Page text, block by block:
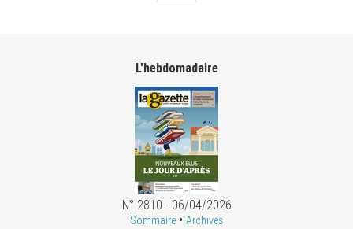
L'hebdomadaire
N° 2810 - 06/04/2026
Sommaire • Archives